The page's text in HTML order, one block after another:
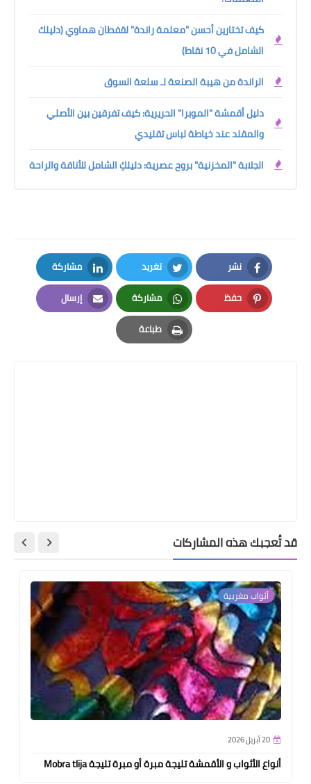
كيف تختارين أحسن "معلمة راندة" لقفطان هماوي (دليلك
الشامل في 10 نقاط)
الراندة من هيبة الصنعة لـ سلعة السوق
دليل أقمشة "الموبرا" الحريرية: كيف تفرقين بين الأصلي
والمقلد عند خياطة لباس تقليدي
الجلابة "المخزنية" بروح عصرية: دليلكِ الشامل للأناقة والراحة
نشر
Facebook
تغريد
Twitter
مشاركة
LinkedIn
حفظ
Pinterest
مشاركة
Whatsapp
إرسال
Email
طباعة
Print
قد تُعجبك هذه المشاركات
أثواب مغربية
20 أبريل 2026
أنواع الأثواب و الأقمشة تليجة مبرة أو مبرة تليجة Mobra tlija